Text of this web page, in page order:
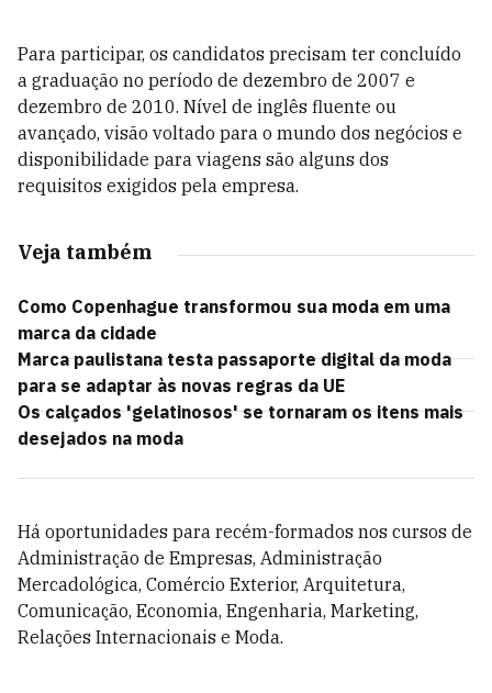
Para participar, os candidatos precisam ter concluído
a graduação no período de dezembro de 2007 e
dezembro de 2010. Nível de inglês fluente ou
avançado, visão voltado para o mundo dos negócios e
disponibilidade para viagens são alguns dos
requisitos exigidos pela empresa.
Veja também
Como Copenhague transformou sua moda em uma
marca da cidade
Marca paulistana testa passaporte digital da moda
para se adaptar às novas regras da UE
Os calçados 'gelatinosos' se tornaram os itens mais
desejados na moda
Há oportunidades para recém-formados nos cursos de
Administração de Empresas, Administração
Mercadológica, Comércio Exterior, Arquitetura,
Comunicação, Economia, Engenharia, Marketing,
Relações Internacionais e Moda.